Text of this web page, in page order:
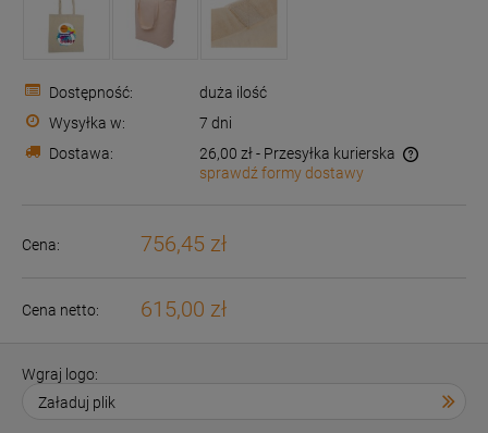
Dostępność:
duża ilość
Wysyłka w:
7 dni
Dostawa:
26,00 zł- Przesyłka kurierska
Cena nie zawiera ewentualnych kosztów płatności
sprawdź formy dostawy
Cena: 756,45 zł
Cena netto: 615,00 zł
Wgraj logo: